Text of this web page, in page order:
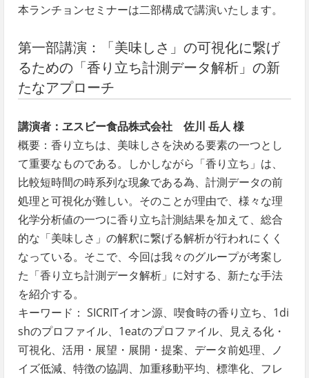
本ランチョンセミナーは二部構成で講演いたします。
第一部講演：「美味しさ」の可視化に繋げ
るための「香り立ち計測データ解析」の新
たなアプローチ
講演者：ヱスビー食品株式会社 佐川 岳人 様
概要：香り立ちは、美味しさを決める要素の一つとし
て重要なものである。しかしながら「香り立ち」は、
比較短時間の時系列な現象である為、計測データの前
処理と可視化が難しい。そのことが理由で、様々な理
化学分析値の一つに香り立ち計測結果を加えて、総合
的な「美味しさ」の解釈に繋げる解析が行われにくく
なっている。そこで、今回は我々のグループが考案し
た「香り立ち計測データ解析」に対する、新たな手法
を紹介する。
キーワード： SICRITイオン源、喫食時の香り立ち、1di
shのプロファイル、1eatのプロファイル、見える化・
可視化、活用・展望・展開・提案、データ前処理、ノ
イズ低減、特徴の協調、加重移動平均、標準化、フレ